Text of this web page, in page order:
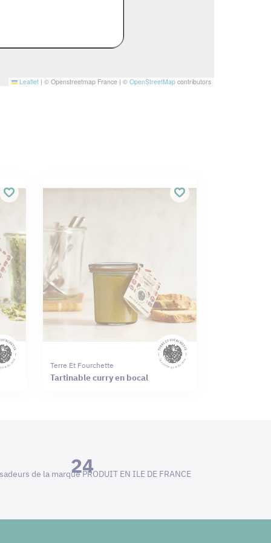
Leaflet | © Openstreetmap France | © OpenStreetMap contributors
Terre Et Fourchette
Tartinable curry en bocal
24
de la marque PRODUIT EN ILE DE FRANCE